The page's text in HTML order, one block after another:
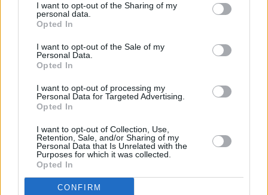
I want to opt-out of the Sharing of my
personal data.
Opted In
I want to opt-out of the Sale of my
Personal Data.
Opted In
I want to opt-out of processing my
Personal Data for Targeted Advertising.
Opted In
I want to opt-out of Collection, Use,
Retention, Sale, and/or Sharing of my
Personal Data that Is Unrelated with the
Purposes for which it was collected.
Opted In
CONFIRM
Πριν 9 ημέρες
Διακοπές ρεύματος: Συνασπισμό των
επιχειρήσεων προτείνει το Επιμελητήριο
Διαφήμιση